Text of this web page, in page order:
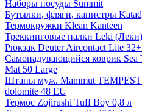
Наборы посуды Summit
Бутылки, фляги, канистры
Термокружки Klean Kanteen
Треккинговые палки Leki (Леки)
Рюкзак Deuter Aircontact Lite
Самонадувающийся коврик Sea
Mat 50 Large
Штаны муж. Mammut
dolomite 48 EU
Термос Zojirushi Tuff Boy 0,8 л